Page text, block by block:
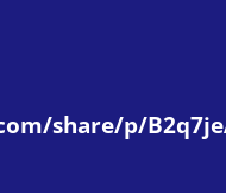
share/p/